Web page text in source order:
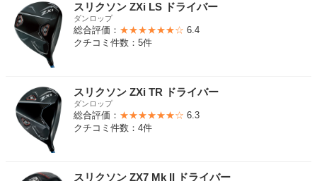
スリクソン ZXi LS ドライバー
ダンロップ
総合評価： ★★★★★★☆ 6.4
クチコミ件数：5件
スリクソン ZXi TR ドライバー
ダンロップ
総合評価： ★★★★★★☆ 6.3
クチコミ件数：4件
スリクソン ZX7 Mk II ドライバー